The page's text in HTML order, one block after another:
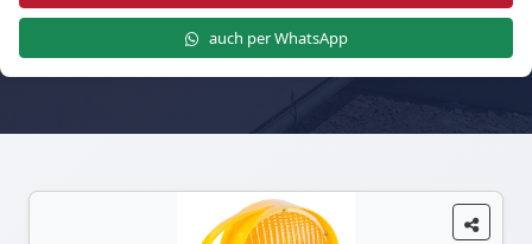
auch per WhatsApp